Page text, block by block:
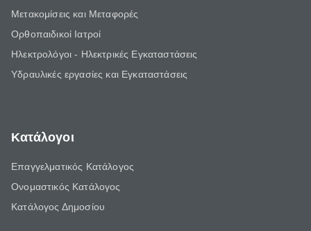
Μετακομίσεις και Μεταφορές
Ορθοπαιδικοί Ιατροί
Ηλεκτρολόγοι - Ηλεκτρικές Εγκαταστάσεις
Υδραυλικές εργασίες και Εγκαταστάσεις
Κατάλογοι
Επαγγελματικός Κατάλογος
Ονομαστικός Κατάλογος
Κατάλογος Δημοσίου